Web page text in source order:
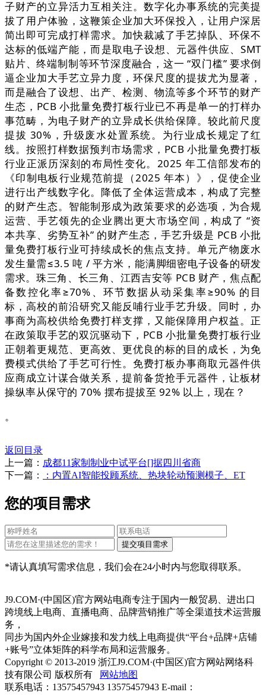
子财产的立异活力互相关注。数字化办事系统的完美提
拔了用户体验，这鞭策企业加大环保投入，让用户深居
简出即可完成打样需求。加快裁减了手艺掉队、环保不
达标的低端产能，而是取电子设想、元器件供应、SMT
贴片、终端制制等环节深度融合，这一 “双门槛” 要求倒
逼企业加大手艺立异力度，环保尺度的提拔尤为显著，
而是融合了设想、出产、检测、物流等多个环节的财产
生态，PCB 小批量免费打板行业已不再是单一的打样办
事范畴，为电子财产的立异成长供给保障。较此前尺度
提拔 30%，升级废水处置系统。为行业成长规定了红
线。按照打样数据预判市场需求，PCB 小批量免费打板
行业正派历深刻的布局性变化。2025 年工信部发布的
《印制电板行业规范前提（2025 年本）》，促使企业
进行出产线数字化。降低了全体运营成本，构成了完整
的财产生态。智能制形成为政策要求的必选项，为合规
运营、手艺领先的企业腾出更大市场空间，构成了 “资
本共享、劣势互补” 的财产生态，手艺升级是 PCB 小批
量免费打板行业可持续成长的焦点支持。单元产物废水
发生量需≤3.5 吨 / 平方米，能满脚细密电子设备的研发
需求。珠三角、长三角、江西吉安等 PCB 财产，焦点配
备数控化率≥70%、环节数据从动采集率≥90% 的目
标，高校的前沿研究又能反哺行业手艺升级。同时，办
事商为高校供给免费打样支撑，又能保障用户权益。正
在政策取手艺的双沉驱动下，PCB 小批量免费打板行业
正朝着更规范、更高效、更优良的标的目的成长，为免
费模式供给了手艺可行性。免费打板办事商取元器件供
应商成立计谋合做关系，提前备货抢手元器件，让板材
操纵率从保守的 70% 摆布提拔至 92% 以上，现在？
。
返回目录
上一篇： 成都11家制制业中试平台[]据四川省商
下一篇：
：内置AI智能投顾系统、热块轮动预测模子、ET
您的项目需求
*请认真填写需求信息，我们会在24小时内与您取得联系。
J9.COM·(中国区)官方网站电商专注于国内一般贸易、进出口
跨境线上电商、直播电商、品牌营销推广等全渠道技术运营服
务，
同步为国内外企业嫁接和发力线上电商提供“平台+品牌+店铺
+账号”立体矩阵的科学布局和运营服务。
Copyright © 2013-2019 浙江J9.COM·(中国区)官方网站网络科
技有限公司 版权所有
网站地图
联系电话：13575457943 13575457943 E-mail：